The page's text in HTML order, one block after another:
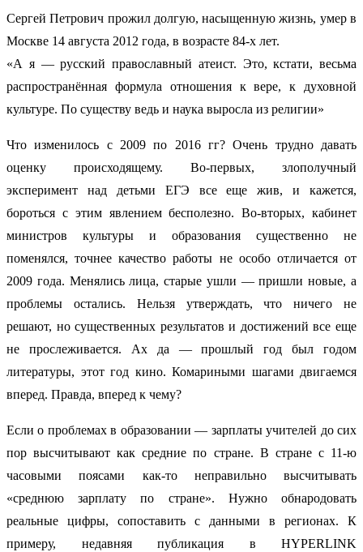
Сергей Петрович прожил долгую, насыщенную жизнь, умер в
Москве 14 августа 2012 года, в возрасте 84-х лет.
«А я — русский православный атеист. Это, кстати, весьма
распространённая формула отношения к вере, к духовной
культуре. По существу ведь и наука выросла из религии»
Что изменилось с 2009 по 2016 гг? Очень трудно давать
оценку происходящему. Во-первых, злополучный
эксперимент над детьми ЕГЭ все еще жив, и кажется,
бороться с этим явлением бесполезно. Во-вторых, кабинет
министров культуры и образования существенно не
поменялся, точнее качество работы не особо отличается от
2009 года. Менялись лица, старые ушли — пришли новые, а
проблемы остались. Нельзя утверждать, что ничего не
решают, но существенных результатов и достижений все еще
не прослеживается. Ах да — прошлый год был годом
литературы, этот год кино. Комариными шагами двигаемся
вперед. Правда, вперед к чему?
Если о проблемах в образовании — зарплаты учителей до сих
пор высчитывают как средние по стране. В стране с 11-ю
часовыми поясами как-то неправильно высчитывать
«среднюю зарплату по стране». Нужно обнародовать
реальные цифры, сопоставить с данными в регионах. К
примеру, недавняя публикация в HYPERLINK